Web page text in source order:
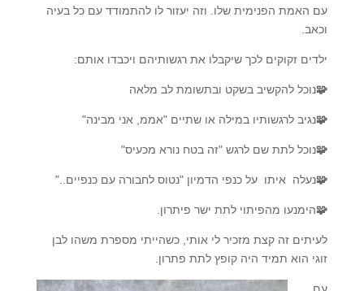
עם האמת הפנימית שלו. וזה יעזור לו להתמודד עם כל בעיה
וכאב.
ילדים זקוקים לכך שיקבלו את רגשותיהם ויכבדו אותם:
🧩נוכל להקשיב בשקט ובתשומת לב מלאה
🧩נגיב לרגשותיו במילה או שתיים "אממ, אני מבינה"
🧩נוכל לתת שם לרגש "זה בטח נורא מכעיס"
🧩נעלה איתו על כנפי הדמיון "נטוס לחבורה עם כנפיים.."
🧩הימנעו מהפיתוי לתת ישר פיתרון.
לעיתים זה קצת מזכיר לי אותי, כשהייתי מספרת משהו לבן
זוגי הוא תמיד היה קופץ לתת פתרון.